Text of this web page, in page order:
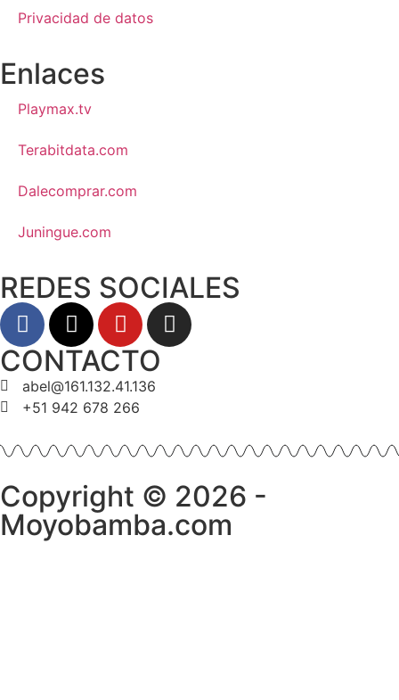
Privacidad de datos
Enlaces
Playmax.tv
Terabitdata.com
Dalecomprar.com
Juningue.com
REDES SOCIALES
CONTACTO
abel@161.132.41.136
+51 942 678 266
Copyright © 2026 -
Moyobamba.com